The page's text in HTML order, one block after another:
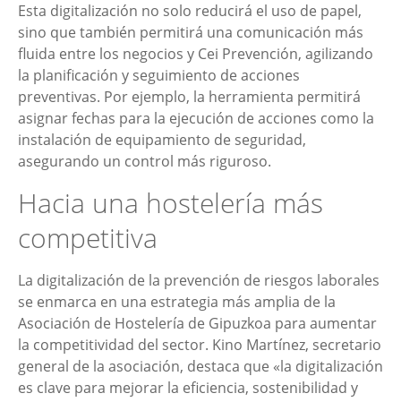
Esta digitalización no solo reducirá el uso de papel,
sino que también permitirá una comunicación más
fluida entre los negocios y Cei Prevención, agilizando
la planificación y seguimiento de acciones
preventivas. Por ejemplo, la herramienta permitirá
asignar fechas para la ejecución de acciones como la
instalación de equipamiento de seguridad,
asegurando un control más riguroso.
Hacia una hostelería más
competitiva
La digitalización de la prevención de riesgos laborales
se enmarca en una estrategia más amplia de la
Asociación de Hostelería de Gipuzkoa para aumentar
la competitividad del sector. Kino Martínez, secretario
general de la asociación, destaca que «la digitalización
es clave para mejorar la eficiencia, sostenibilidad y